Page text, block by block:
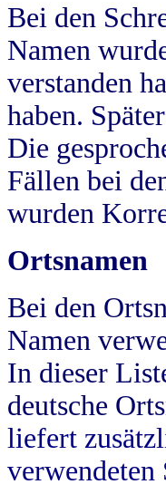
Bei den
Namen
verstanden
haben.
Die
Fällen bei
wurden
Ortsnamen
Bei den
Namen
In dieser
deutsche
liefert
verwendeten